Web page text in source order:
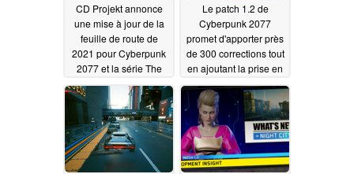
CD Projekt annonce
une mise à jour de la
feuille de route de
2021 pour Cyberpunk
2077 et la série The
Witcher ; le multijoueur
de Cyberpunk est
retardé jusqu'en 2022
au moins04/01/2021
Le patch 1.2 de
Cyberpunk 2077
promet d'apporter près
de 300 corrections tout
en ajoutant la prise en
charge du ray tracing
pour les cartes
graphiques AMD
03/30/2021